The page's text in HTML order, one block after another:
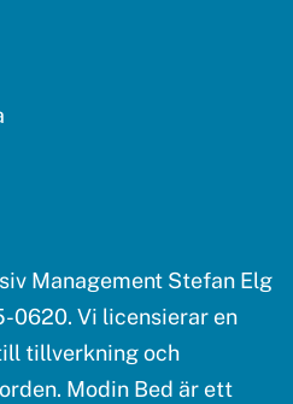
Management Stefan Elg
0620. Vi licensierar en
tillverkning och
Modin Bed är ett